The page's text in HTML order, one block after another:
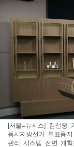
[서울=뉴시스] 김선웅
동시지방선거 투표용
관리 시스템 전면 개